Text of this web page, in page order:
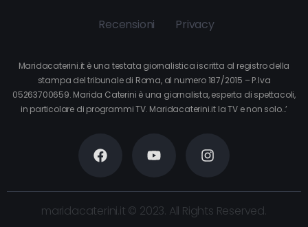
Recensioni Privacy
Maridacaterini.it è una testata giornalistica iscritta al registro della
stampa del tribunale di Roma, al numero 187/2015 – P.Iva
05263700659. Marida Caterini è una giornalista, esperta di spettacoli,
in particolare di programmi TV. Maridacaterini.it la TV e non solo…’
maridacaterini.it © 2023. All Rights Reserved.